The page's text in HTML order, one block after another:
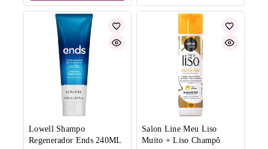
Lowell Shampo
Regenerador Ends 240ML
Salon Line Meu Liso
Muito + Liso Champô